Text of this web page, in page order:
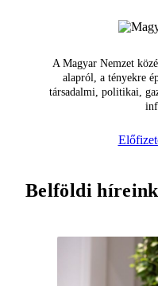
A Magyar Nemzet
alapról, a tényekre
társadalmi, politikai,
Belföldi híreink